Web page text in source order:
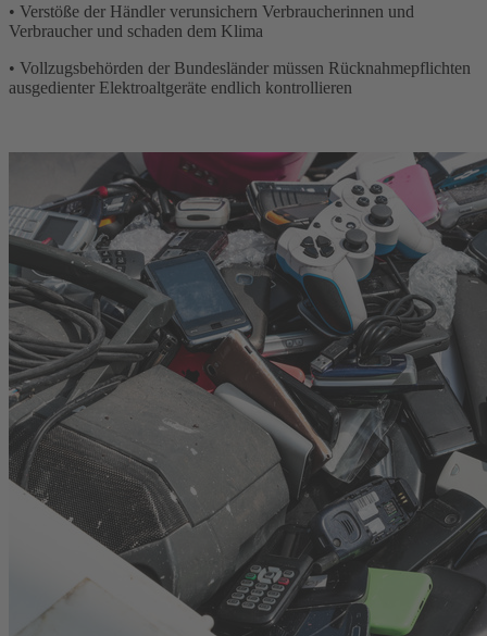
• Verstöße der Händler verunsichern Verbraucherinnen und
Verbraucher und schaden dem Klima
• Vollzugsbehörden der Bundesländer müssen Rücknahmepflichten
ausgedienter Elektroaltgeräte endlich kontrollieren